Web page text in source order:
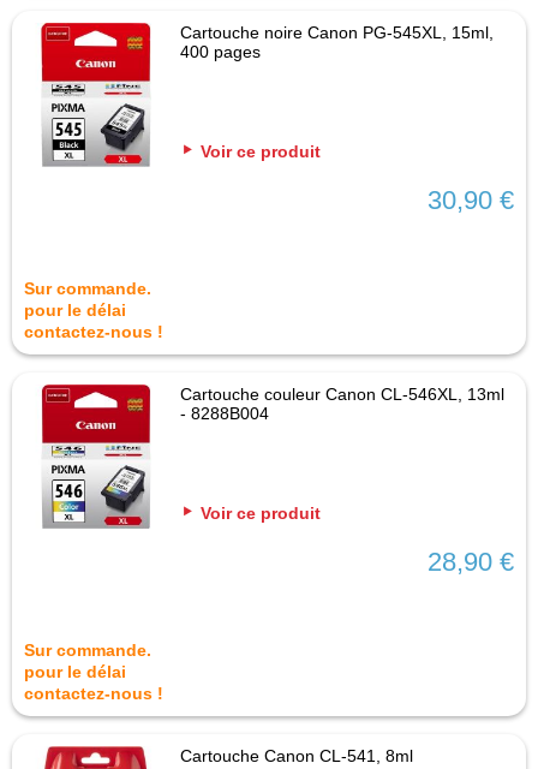
Cartouche noire Canon PG-545XL, 15ml,
400 pages
Voir ce produit
30,90 €
Sur commande.
pour le délai
contactez-nous !
Cartouche couleur Canon CL-546XL, 13ml
- 8288B004
Voir ce produit
28,90 €
Sur commande.
pour le délai
contactez-nous !
Cartouche Canon CL-541, 8ml